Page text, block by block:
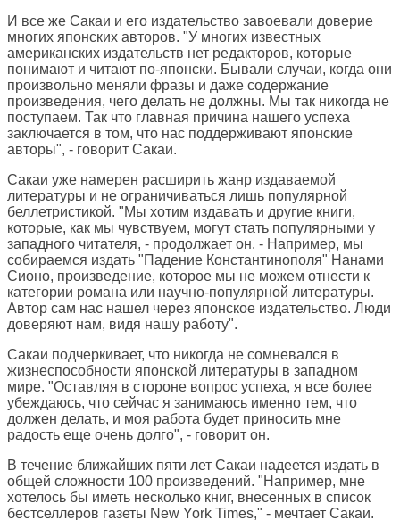
И все же Сакаи и его издательство завоевали доверие
многих японских авторов. "У многих известных
американских издательств нет редакторов, которые
понимают и читают по-японски. Бывали случаи, когда они
произвольно меняли фразы и даже содержание
произведения, чего делать не должны. Мы так никогда не
поступаем. Так что главная причина нашего успеха
заключается в том, что нас поддерживают японские
авторы", - говорит Сакаи.
Сакаи уже намерен расширить жанр издаваемой
литературы и не ограничиваться лишь популярной
беллетристикой. "Мы хотим издавать и другие книги,
которые, как мы чувствуем, могут стать популярными у
западного читателя, - продолжает он. - Например, мы
собираемся издать "Падение Константинополя" Нанами
Сионо, произведение, которое мы не можем отнести к
категории романа или научно-популярной литературы.
Автор сам нас нашел через японское издательство. Люди
доверяют нам, видя нашу работу".
Сакаи подчеркивает, что никогда не сомневался в
жизнеспособности японской литературы в западном
мире. "Оставляя в стороне вопрос успеха, я все более
убеждаюсь, что сейчас я занимаюсь именно тем, что
должен делать, и моя работа будет приносить мне
радость еще очень долго", - говорит он.
В течение ближайших пяти лет Сакаи надеется издать в
общей сложности 100 произведений. "Например, мне
хотелось бы иметь несколько книг, внесенных в список
бестселлеров газеты New York Times," - мечтает Сакаи.